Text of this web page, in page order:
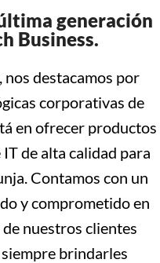
generación
Business.
destacamos por
corporativas de
en ofrecer productos
de alta calidad para
Contamos con un
y comprometido en
nuestros clientes
brindarles